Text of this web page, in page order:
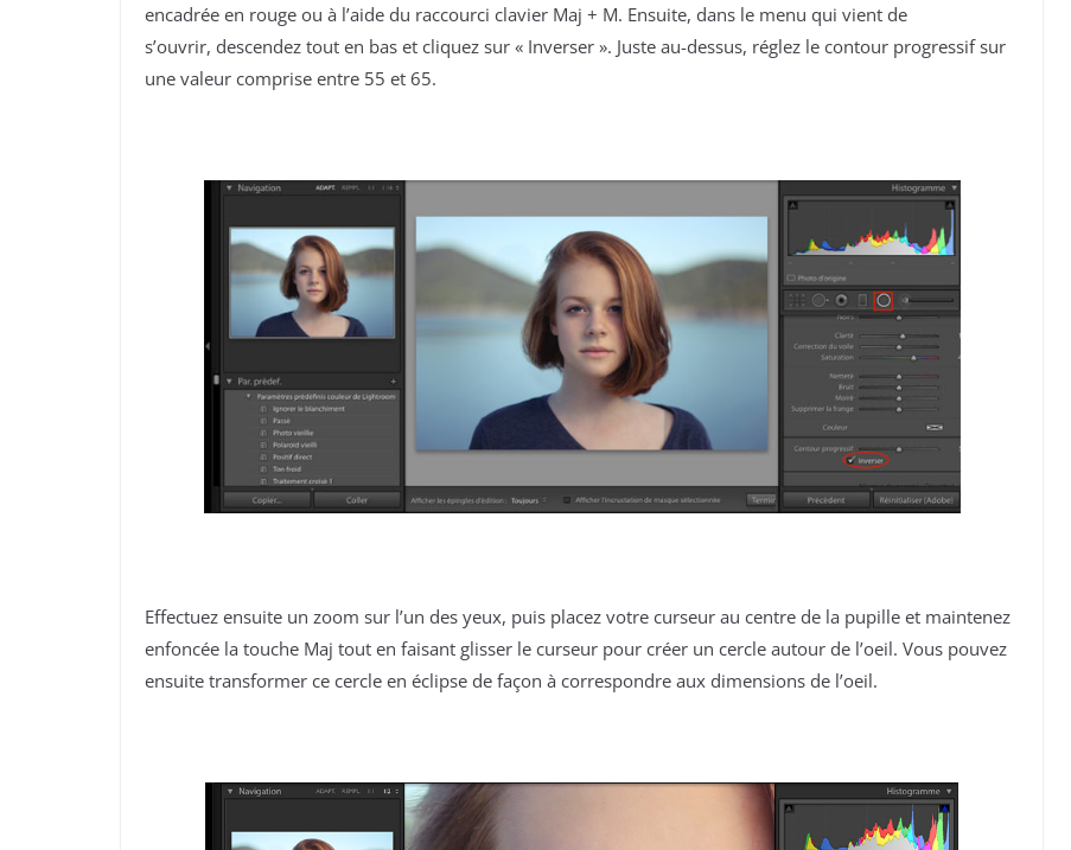
encadrée en rouge ou à l’aide du raccourci clavier Maj + M. Ensuite, dans le menu qui vient de
s’ouvrir, descendez tout en bas et cliquez sur « Inverser ». Juste au-dessus, réglez le contour progressif sur
une valeur comprise entre 55 et 65.
Effectuez ensuite un zoom sur l’un des yeux, puis placez votre curseur au centre de la pupille et maintenez
enfoncée la touche Maj tout en faisant glisser le curseur pour créer un cercle autour de l’oeil. Vous pouvez
ensuite transformer ce cercle en éclipse de façon à correspondre aux dimensions de l’oeil.